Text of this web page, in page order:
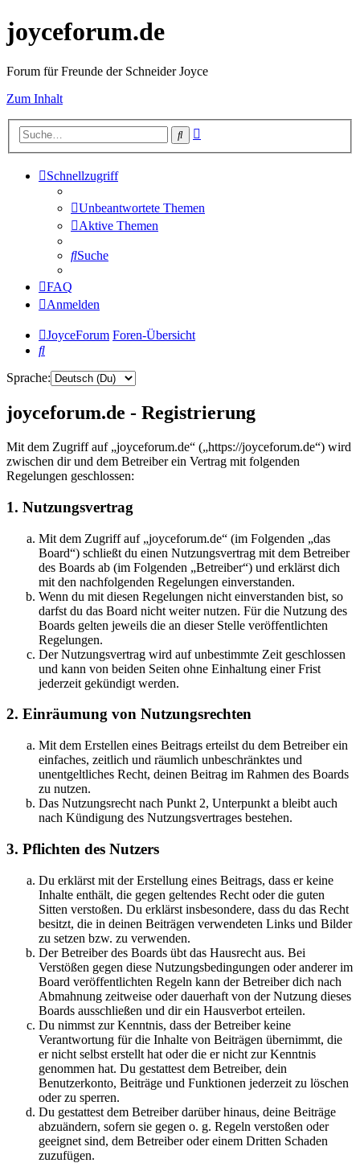
joyceforum.de
Forum für Freunde der Schneider Joyce
Zum Inhalt
Suche
Schnellzugriff
Unbeantwortete Themen
Aktive Themen
Suche
FAQ
Anmelden
JoyceForum Foren-Übersicht
Suche
Sprache:
joyceforum.de - Registrierung
Mit dem Zugriff auf „joyceforum.de“ („https://joyceforum.de“) wird
zwischen dir und dem Betreiber ein Vertrag mit folgenden
Regelungen geschlossen:
1. Nutzungsvertrag
Mit dem Zugriff auf „joyceforum.de“ (im Folgenden „das
Board“) schließt du einen Nutzungsvertrag mit dem Betreiber
des Boards ab (im Folgenden „Betreiber“) und erklärst dich
mit den nachfolgenden Regelungen einverstanden.
Wenn du mit diesen Regelungen nicht einverstanden bist, so
darfst du das Board nicht weiter nutzen. Für die Nutzung des
Boards gelten jeweils die an dieser Stelle veröffentlichten
Regelungen.
Der Nutzungsvertrag wird auf unbestimmte Zeit geschlossen
und kann von beiden Seiten ohne Einhaltung einer Frist
jederzeit gekündigt werden.
2. Einräumung von Nutzungsrechten
Mit dem Erstellen eines Beitrags erteilst du dem Betreiber ein
einfaches, zeitlich und räumlich unbeschränktes und
unentgeltliches Recht, deinen Beitrag im Rahmen des Boards
zu nutzen.
Das Nutzungsrecht nach Punkt 2, Unterpunkt a bleibt auch
nach Kündigung des Nutzungsvertrages bestehen.
3. Pflichten des Nutzers
Du erklärst mit der Erstellung eines Beitrags, dass er keine
Inhalte enthält, die gegen geltendes Recht oder die guten
Sitten verstoßen. Du erklärst insbesondere, dass du das Recht
besitzt, die in deinen Beiträgen verwendeten Links und Bilder
zu setzen bzw. zu verwenden.
Der Betreiber des Boards übt das Hausrecht aus. Bei
Verstößen gegen diese Nutzungsbedingungen oder anderer im
Board veröffentlichten Regeln kann der Betreiber dich nach
Abmahnung zeitweise oder dauerhaft von der Nutzung dieses
Boards ausschließen und dir ein Hausverbot erteilen.
Du nimmst zur Kenntnis, dass der Betreiber keine
Verantwortung für die Inhalte von Beiträgen übernimmt, die
er nicht selbst erstellt hat oder die er nicht zur Kenntnis
genommen hat. Du gestattest dem Betreiber, dein
Benutzerkonto, Beiträge und Funktionen jederzeit zu löschen
oder zu sperren.
Du gestattest dem Betreiber darüber hinaus, deine Beiträge
abzuändern, sofern sie gegen o. g. Regeln verstoßen oder
geeignet sind, dem Betreiber oder einem Dritten Schaden
zuzufügen.